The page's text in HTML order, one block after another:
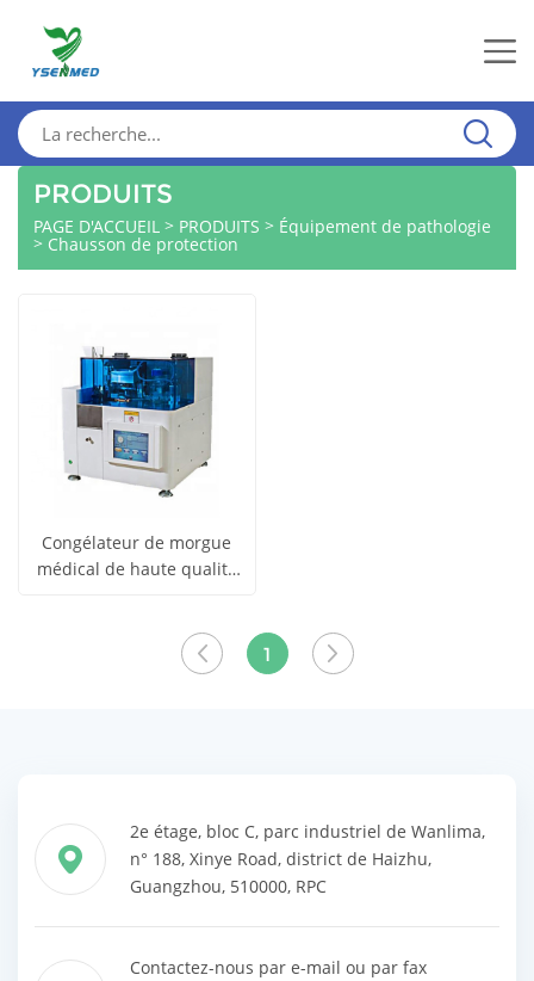
PRODUITS
PAGE D'ACCUEIL > PRODUITS > Équipement de pathologie
> Chausson de protection
prix
Congélateur de morgue
médical de haute qualité
1
2e étage, bloc C, parc industriel de Wanlima,
n° 188, Xinye Road, district de Haizhu,
Guangzhou, 510000, RPC
Contactez-nous par e-mail ou par fax